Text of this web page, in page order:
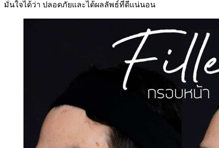
มั่นใจได้ว่า ปลอดภัยและได้ผลลัพธ์ที่ดีแน่นอน